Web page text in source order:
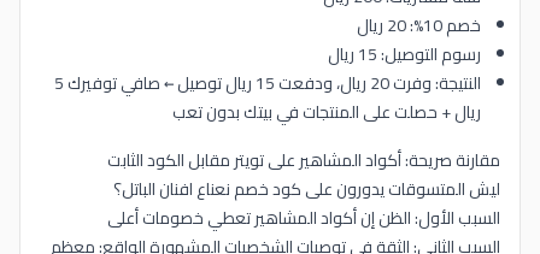
خصم 10%: 20 ريال
رسوم التوصيل: 15 ريال
النتيجة: وفرت 20 ريال، ودفعت 15 ريال توصيل ← صافي توفيرك 5
ريال + حصلت على المنتجات في بيتك بدون تعب
مقارنة صريحة: أكواد المشاهير على تويتر مقابل الكود الثابت
ليش المتسوقات يدورون على كود خصم نعناع افنان الباتل؟
السبب الأول: الظن إن أكواد المشاهير تعطي خصومات أعلى
السبب الثاني: الثقة في توصيات الشخصيات المشهورة الواقع: معظم